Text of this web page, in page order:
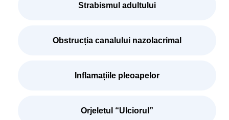
Strabismul adultului
Obstrucția canalului nazolacrimal
Inflamațiile pleoapelor
Orjeletul “Ulciorul”